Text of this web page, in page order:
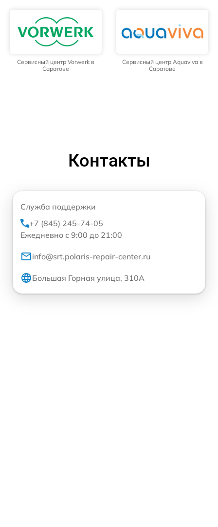
Сервисный центр Vorwerk в
Саратове
Сервисный центр Aquaviva в
Саратове
Контакты
Служба поддержки
+7 (845) 245-74-05
Ежедневно с 9:00 до 21:00
info@srt.polaris-repair-center.ru
Большая Горная улица, 310А